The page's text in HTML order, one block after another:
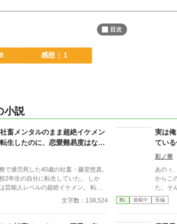
目次
感想 1
小説
畜メンタルのまま超絶イケメン
生したのに、恋愛難易度はなぜ
で過労死した40歳の社畜・藤堂悠真。
年生の自分に転生していた。 しか
能人レベルの超絶イケメン。 転入
囲まれ、学園中の話題の的に。 だ
ず**「これはマーケティング施策
文字数：138,524
実は
てい
彩ノ華
あのぅ、
からこ
た。そ
力で応
全うします＿。 みんなから
BL 連載中 長編